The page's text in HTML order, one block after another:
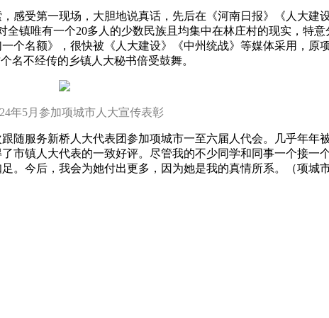
受第一现场，大胆地说真话，先后在《河南日报》《人大建
镇唯有一个20多人的少数民族且均集中在林庄村的现实，特
个名额》，很快被《人大建设》《中州统战》等媒体采用，原
名不经传的乡镇人大秘书倍受鼓舞。
年5月参加项城市人大宣传表彰
服务新桥人大代表团参加项城市一至六届人代会。几乎年年
市镇人大代表的一致好评。尽管我的不少同学和同事一个接一
今后，我会为她付出更多，因为她是我的真情所系。（项城